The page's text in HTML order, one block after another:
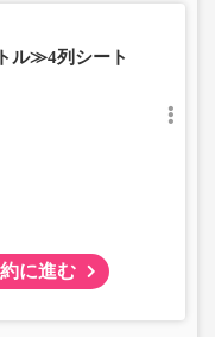
ル≫4列シート
に進む